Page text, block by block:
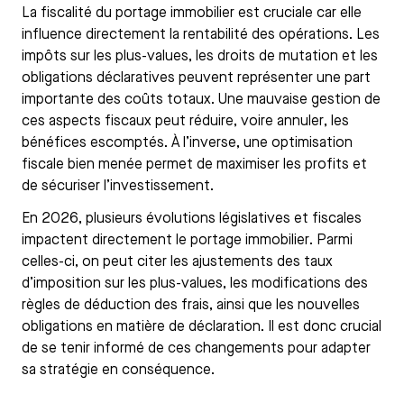
La fiscalité du portage immobilier est cruciale car elle
influence directement la rentabilité des opérations. Les
impôts sur les plus-values, les droits de mutation et les
obligations déclaratives peuvent représenter une part
importante des coûts totaux. Une mauvaise gestion de
ces aspects fiscaux peut réduire, voire annuler, les
bénéfices escomptés. À l’inverse, une optimisation
fiscale bien menée permet de maximiser les profits et
de sécuriser l’investissement.
En 2026, plusieurs évolutions législatives et fiscales
impactent directement le portage immobilier. Parmi
celles-ci, on peut citer les ajustements des taux
d’imposition sur les plus-values, les modifications des
règles de déduction des frais, ainsi que les nouvelles
obligations en matière de déclaration. Il est donc crucial
de se tenir informé de ces changements pour adapter
sa stratégie en conséquence.